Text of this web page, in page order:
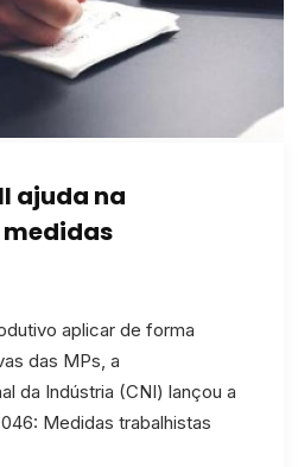
ajuda na
aplicar de forma
das MPs, a
da Indústria (CNI) lançou a
Medidas trabalhistas